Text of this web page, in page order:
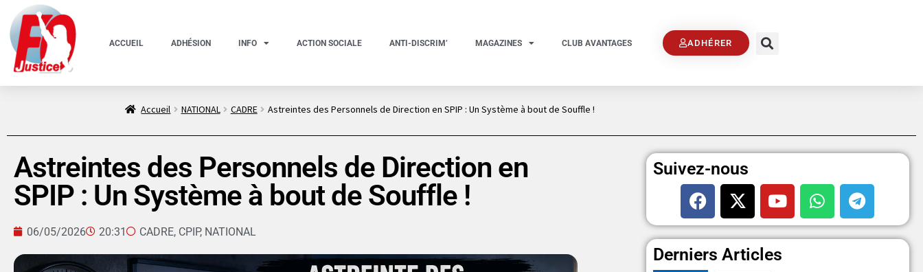
ACCUEIL ADHÉSION INFO ACTION SOCIALE ANTI-DISCRIM’ MAGAZINES CLUB AVANTAGES ADHÉRER
Accueil NATIONAL CADRE Astreintes des Personnels de Direction en SPIP : Un Système à bout de Souffle !
Astreintes des Personnels de Direction en
SPIP : Un Système à bout de Souffle !
06/05/2026 20:31 CADRE, CPIP, NATIONAL
Suivez-nous
Derniers Articles